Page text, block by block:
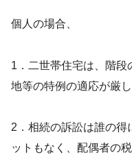
個人
1．二世帯住宅は、階段
地等の特例の適応が厳し
2．相続の訴訟は誰の得
ットもなく、配偶者の